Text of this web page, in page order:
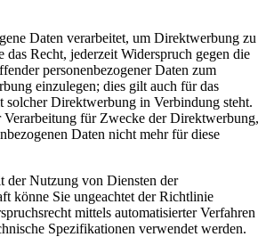
Daten verarbeitet, um Direktwerbung zu
das Recht, jederzeit Widerspruch gegen die
personenbezogener Daten zum
einzulegen; dies gilt auch für das
solcher Direktwerbung in Verbindung steht.
Verarbeitung für Zwecke der Direktwerbung,
Daten nicht mehr für diese
der Nutzung von Diensten der
könne Sie ungeachtet der Richtlinie
mittels automatisierter Verfahren
Spezifikationen verwendet werden.